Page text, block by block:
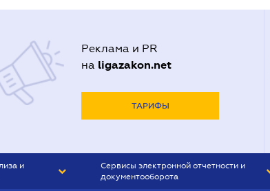
Реклама и PR
на ligazakon.net
ТАРИФЫ
и
Сервисы электронной отчетности и
документооборота